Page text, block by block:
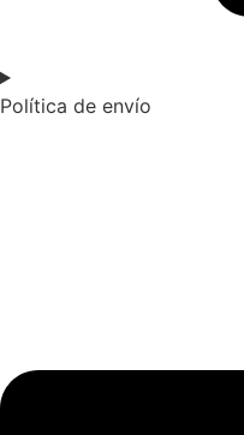
Política de envío